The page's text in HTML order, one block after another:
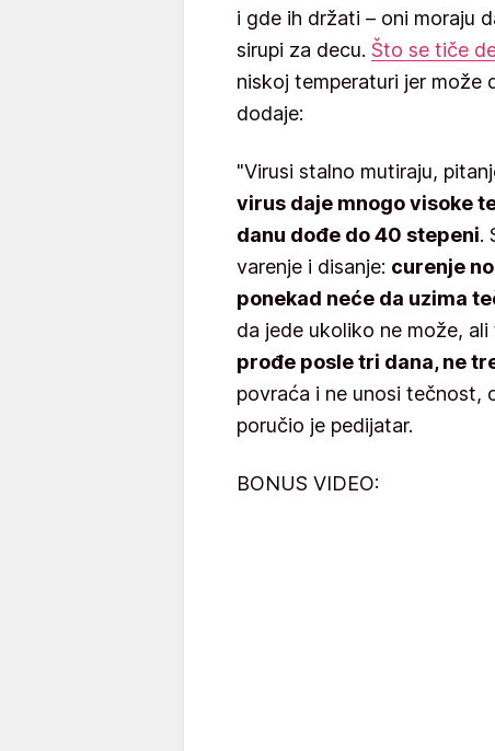
i gde ih držati – oni moraju
sirupi za decu. Što se tiče
niskoj temperaturi jer može
dodaje:
"Virusi stalno mutiraju,
virus daje mnogo visoke
danu dođe do 40 stepeni.
varenje i disanje: curenje
ponekad neće da uzima
da jede ukoliko ne može,
prođe posle tri dana, ne
povraća i ne unosi tečnost,
poručio je pedijatar.
BONUS VIDEO: